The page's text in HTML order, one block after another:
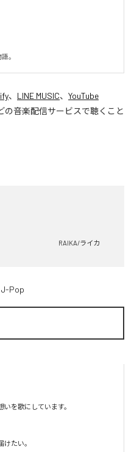
。
、 LINE MUSIC、 YouTube
の音楽配信サービスで聴くこと
RAIKA/ライカ
J-Pop
を歌にしています。
たい。